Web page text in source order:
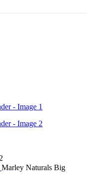
Marley Naturals Big